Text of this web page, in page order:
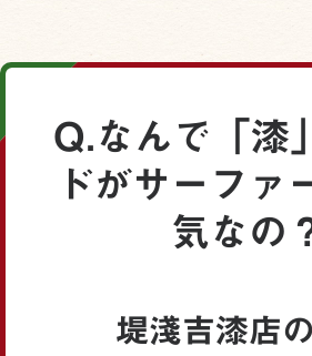
Q.なんで「漆
ドがサーファ
気なの
堤淺吉漆店